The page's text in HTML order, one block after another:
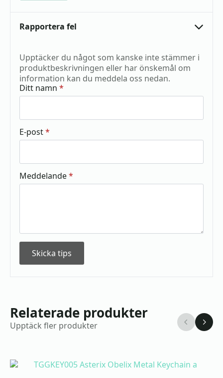
Rapportera fel
Upptäcker du något som kanske inte stämmer i
produktbeskrivningen eller har önskemål om
information kan du meddela oss nedan.
Ditt namn *
E-post*
Meddelande*
Skicka tips
Relaterade produkter
Upptäck fler produkter